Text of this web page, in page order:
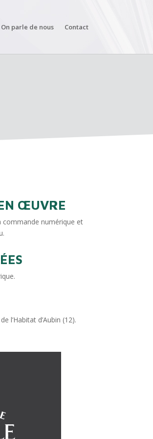
On parle de nous Contact
ŒUVRE
numérique et
l’Habitat d’Aubin (12).